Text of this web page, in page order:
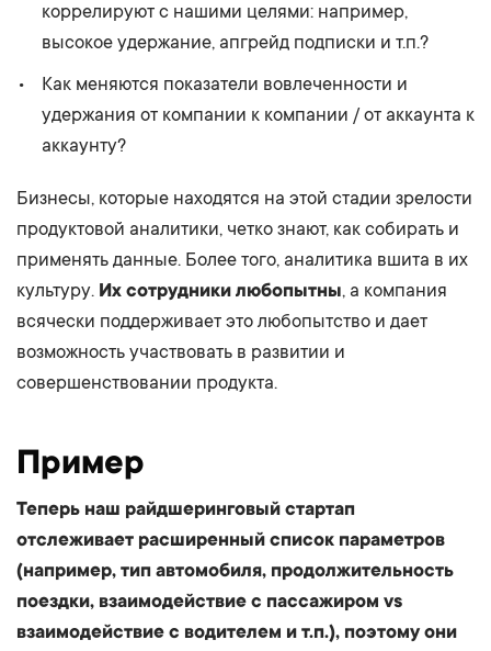
коррелируют с нашими целями: например,
высокое удержание, апгрейд подписки и т.п.?
Как меняются показатели вовлеченности и
удержания от компании к компании / от аккаунта к
аккаунту?
Бизнесы, которые находятся на этой стадии зрелости
продуктовой аналитики, четко знают, как собирать и
применять данные. Более того, аналитика вшита в их
культуру. Их сотрудники любопытны, а компания
всячески поддерживает это любопытство и дает
возможность участвовать в развитии и
совершенствовании продукта.
Пример
Теперь наш райдшеринговый стартап
отслеживает расширенный список параметров
(например, тип автомобиля, продолжительность
поездки, взаимодействие с пассажиром vs
взаимодействие с водителем и т.п.), поэтому они